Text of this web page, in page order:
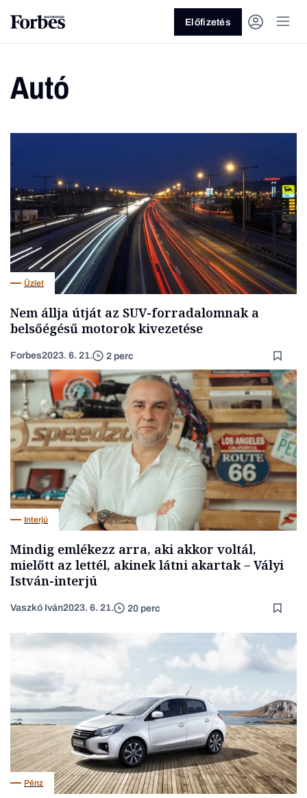
Vagy fedezze fel a következő
témákat
Üzlet Pénz Zöld Legyél jobb!
Előfizetés
Autó
Üzlet
Nem állja útját az SUV-forradalomnak a
belsőégésű motorok kivezetése
Forbes2023. 6. 21. 2 perc
Interjú
Mindig emlékezz arra, aki akkor voltál,
mielőtt az lettél, akinek látni akartak – Vályi
István-interjú
Vaszkó Iván2023. 6. 21. 20 perc
Pénz